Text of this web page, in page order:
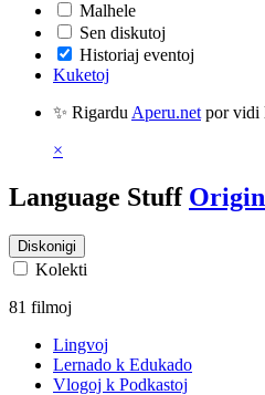
Malhele
Sen diskutoj
Historiaj eventoj
Kuketoj
✨ Rigardu Aperu.net por vidi
×
Language Stuff
Diskonigi
Kolekti
81 filmoj
Lingvoj
Lernado k Edukado
Vlogoj k Podkastoj